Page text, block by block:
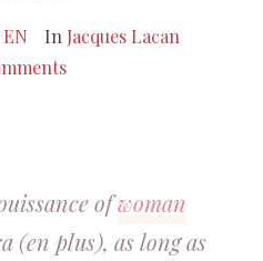
EN In Jacques Lacan
ofwoman
(en plus), as long as